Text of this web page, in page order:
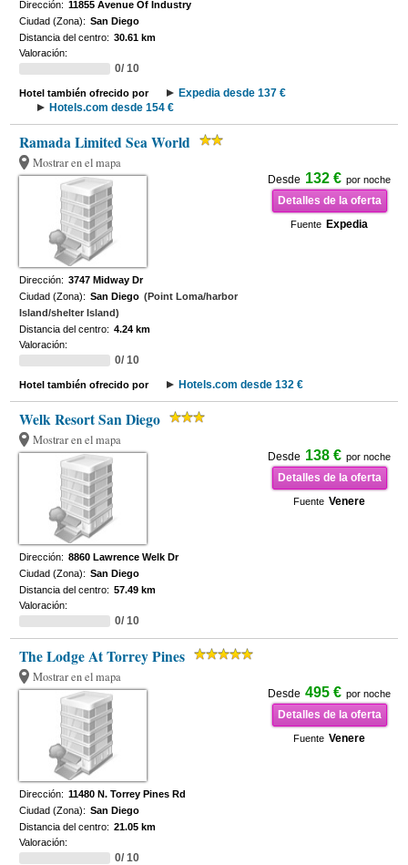
Dirección: 11855 Avenue Of Industry
Ciudad (Zona): San Diego
Distancia del centro: 30.61 km
Valoración:
0/ 10
Hotel también ofrecido por
Expedia desde 137 €
Hotels.com desde 154 €
Ramada Limited Sea World
Mostrar en el mapa
Desde 132 € por noche
Detalles de la oferta
Fuente Expedia
Dirección: 3747 Midway Dr
Ciudad (Zona): San Diego (Point Loma/harbor
Island/shelter Island)
Distancia del centro: 4.24 km
Valoración:
0/ 10
Hotel también ofrecido por Hotels.com desde 132 €
Welk Resort San Diego
Mostrar en el mapa
Desde 138 € por noche
Detalles de la oferta
Fuente Venere
Dirección: 8860 Lawrence Welk Dr
Ciudad (Zona): San Diego
Distancia del centro: 57.49 km
Valoración:
0/ 10
The Lodge At Torrey Pines
Mostrar en el mapa
Desde 495 € por noche
Detalles de la oferta
Fuente Venere
Dirección: 11480 N. Torrey Pines Rd
Ciudad (Zona): San Diego
Distancia del centro: 21.05 km
Valoración:
0/ 10